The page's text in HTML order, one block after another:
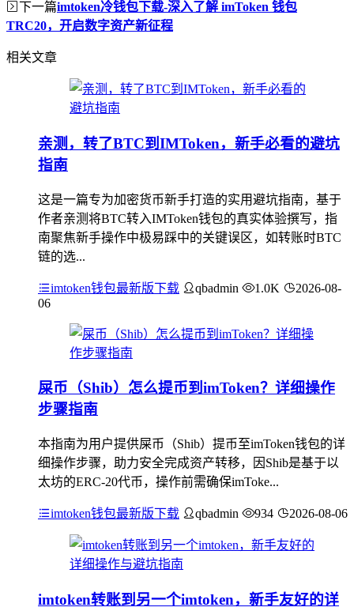
下一篇imtoken冷钱包下载-深入了解 imToken 钱包
TRC20，开启数字资产新征程
相关文章
亲测，转了BTC到IMToken，新手必看的避坑
指南
这是一篇专为加密货币新手打造的实用避坑指南，基于
作者亲测将BTC转入IMToken钱包的真实体验撰写，指
南聚焦新手操作中极易踩中的关键误区，如转账时BTC
链的选...
imtoken钱包最新版下载 qbadmin 1.0K
2026-08-
06
屎币（Shib）怎么提币到imToken？详细操作
步骤指南
本指南为用户提供屎币（Shib）提币至imToken钱包的详
细操作步骤，助力安全完成资产转移，因Shib是基于以
太坊的ERC-20代币，操作前需确保imToke...
imtoken钱包最新版下载 qbadmin 934 2026-08-06
imtoken转账到另一个imtoken，新手友好的详